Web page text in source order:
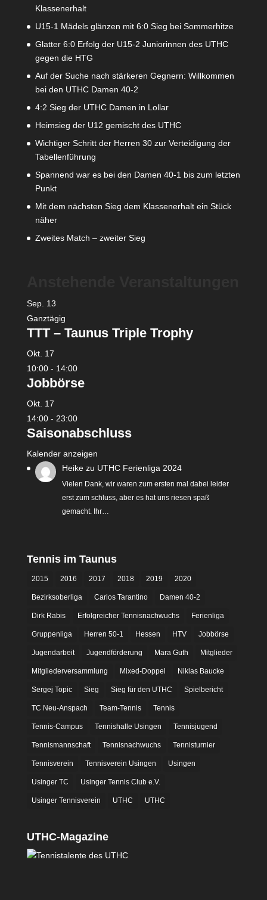
Klassenerhalt
U15-1 Mädels glänzen mit 6:0 Sieg bei Sommerhitze
Glatter 6:0 Erfolg der U15-2 Juniorinnen des UTHC
gegen die HTG
Auf der Suche nach stärkeren Gegnern: Willkommen
bei den UTHC Damen 40-2
4:2 Sieg der UTHC Damen in Lollar
Heimsieg der U12 gemischt des UTHC
Wichtiger Schritt der Herren 30 zur Verteidigung der
Tabellenführung
Spannend war es bei den Damen 40-1 bis zum letzten
Punkt
Mit dem nächsten Sieg dem Klassenerhalt ein Stück
näher
Zweites Match – zweiter Sieg
Sep. 13
Ganztägig
TTT – Taunus Triple Trophy
Okt. 17
10:00- 14:00
Jobbörse
Okt. 17
14:00- 23:00
Saisonabschluss
Kalender anzeigen
Heike zu UTHC Ferienliga 2024
Vielen Dank, wir waren zum ersten mal dabei leider
erst zum schluss, aber es hat uns riesen spaß
gemacht. Ihr…
Tennis im Taunus
2015 2016 2017 2018 2019 2020
Bezirksoberliga Carlos Tarantino Damen 40-2
Dirk Rabis Erfolgreicher Tennisnachwuchs Ferienliga
Gruppenliga Herren 50-1 Hessen HTV Jobbörse
Jugendarbeit Jugendförderung Mara Guth Mitglieder
Mitgliederversammlung Mixed-Doppel Niklas Baucke
Sergej Topic Sieg Sieg für den UTHC Spielbericht
TC Neu-Anspach Team-Tennis Tennis
Tennis-Campus Tennishalle Usingen Tennisjugend
Tennismannschaft Tennisnachwuchs Tennisturnier
Tennisverein Tennisverein Usingen Usingen
Usinger TC Usinger Tennis Club e.V.
Usinger Tennisverein UTHC UTHC
UTHC-Magazine